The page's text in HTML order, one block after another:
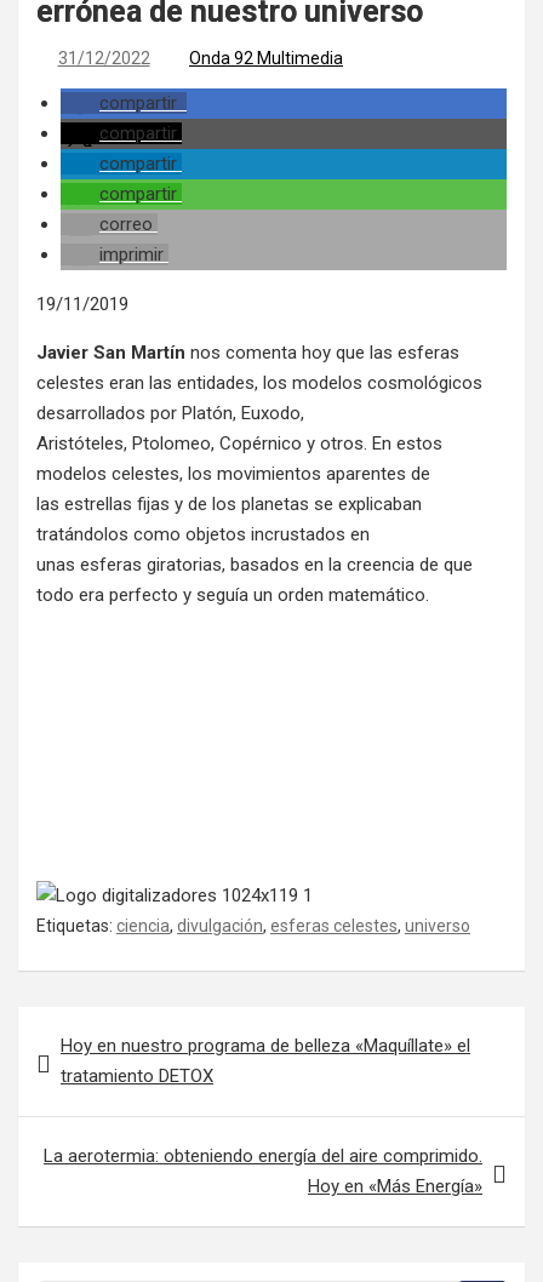
errónea de nuestro universo
31/12/2022 Onda 92 Multimedia
compartir
compartir
compartir
compartir
correo
imprimir
19/11/2019
Javier San Martín nos comenta hoy que las esferas
celestes eran las entidades, los modelos cosmológicos
desarrollados por Platón, Euxodo,
Aristóteles, Ptolomeo, Copérnico y otros. En estos
modelos celestes, los movimientos aparentes de
las estrellas fijas y de los planetas se explicaban
tratándolos como objetos incrustados en
unas esferas giratorias, basados en la creencia de que
todo era perfecto y seguía un orden matemático.
Etiquetas: ciencia, divulgación, esferas celestes, universo
Hoy en nuestro programa de belleza «Maquíllate» el
tratamiento DETOX
La aerotermia: obteniendo energía del aire comprimido.
Hoy en «Más Energía»